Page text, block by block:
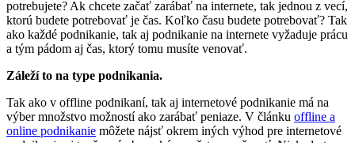
potrebujete? Ak chcete začať zarábať na internete, tak jednou z vecí,
ktorú budete potrebovať je čas. Koľko času budete potrebovať? Tak
ako každé podnikanie, tak aj podnikanie na internete vyžaduje prácu
a tým pádom aj čas, ktorý tomu musíte venovať.
Záleží to na type podnikania.
Tak ako v offline podnikaní, tak aj internetové podnikanie má na
výber množstvo možností ako zarábať peniaze. V článku offline a
online podnikanie môžete nájsť okrem iných výhod pre internetové